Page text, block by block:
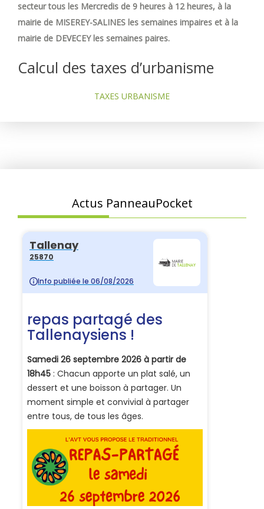
secteur tous les Mercredis de 9 heures à 12 heures, à la
mairie de MISEREY-SALINES les semaines impaires et à la
mairie de DEVECEY les semaines paires.
Calcul des taxes d’urbanisme
TAXES URBANISME
Actus PanneauPocket